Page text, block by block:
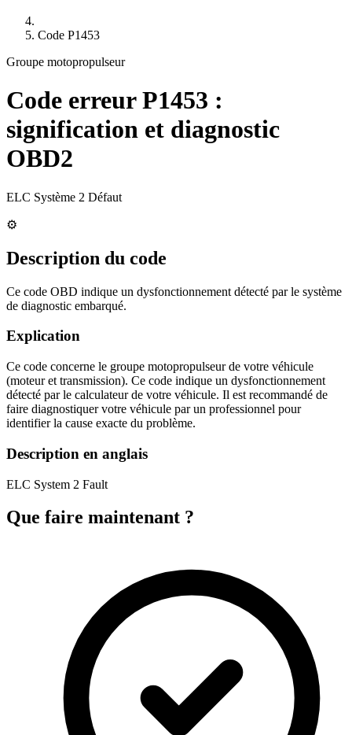
Code P1453
Groupe motopropulseur
Code erreurP1453 :
signification et diagnostic
OBD2
ELC Système 2 Défaut
⚙️
Description du code
Ce code OBD indique un dysfonctionnement détecté par le système
de diagnostic embarqué.
Explication
Ce code concerne le groupe motopropulseur de votre véhicule
(moteur et transmission). Ce code indique un dysfonctionnement
détecté par le calculateur de votre véhicule. Il est recommandé de
faire diagnostiquer votre véhicule par un professionnel pour
identifier la cause exacte du problème.
Description en anglais
ELC System 2 Fault
Que faire maintenant ?